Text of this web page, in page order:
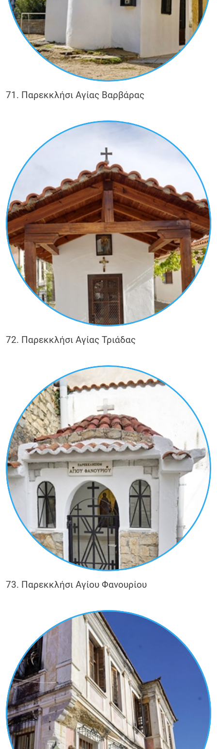
71. Παρεκκλήσι Αγίας Βαρβάρας
72. Παρεκκλήσι Αγίας Τριάδας
73. Παρεκκλήσι Αγίου Φανουρίου